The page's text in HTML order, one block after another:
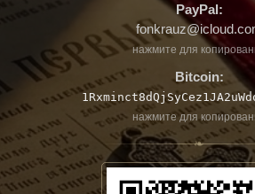
PayPal:
нажмите для
Bitcoin:
нажмите для
❧